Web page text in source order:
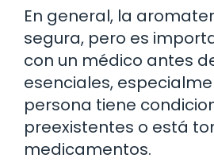
En general, la
segura, pero es
con un médico antes
esenciales,
persona tiene
preexistentes o está
medicamentos.